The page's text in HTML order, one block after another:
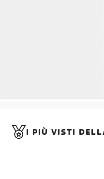
I PIÙ VISTI